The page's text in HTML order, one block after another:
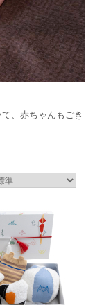
、赤ちゃんもごき